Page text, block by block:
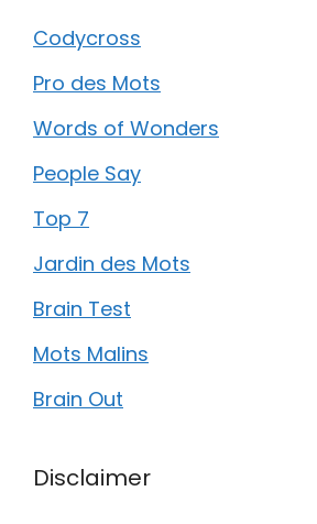
Codycross
Pro des Mots
Words of Wonders
People Say
Top 7
Jardin des Mots
Brain Test
Mots Malins
Brain Out
Disclaimer